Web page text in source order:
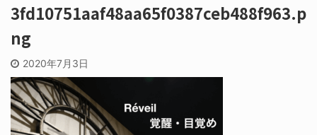
3fd10751aaf48aa65f0387ceb488f963.p
ng
2020年7月3日